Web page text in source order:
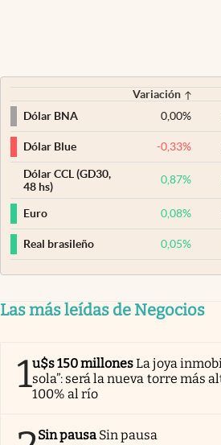
Variación
Dólar BNA
0,00%
Dólar Blue -0,33%
Dólar CCL (GD30,
48 hs)
0,87%
Euro 0,08%
Real brasileño 0,05%
Las más leídas de Negocios
1u$s 150 millonesLa joya
sola”: será la nueva torre más
100% al río
Sin pausa Sin pausa